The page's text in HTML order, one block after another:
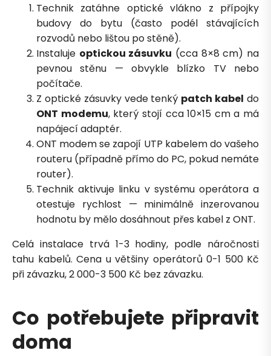
Technik zatáhne optické vlákno z přípojky
budovy do bytu (často podél stávajících
rozvodů nebo lištou po stěně).
Instaluje optickou zásuvku (cca 8×8 cm) na
pevnou stěnu — obvykle blízko TV nebo
počítače.
Z optické zásuvky vede tenký patch kabel do
ONT modemu, který stojí cca 10×15 cm a má
napájecí adaptér.
ONT modem se zapojí UTP kabelem do vašeho
routeru (případně přímo do PC, pokud nemáte
router).
Technik aktivuje linku v systému operátora a
otestuje rychlost — minimálně inzerovanou
hodnotu by mělo dosáhnout přes kabel z ONT.
Celá instalace trvá 1-3 hodiny, podle náročnosti
tahu kabelů. Cena u většiny operátorů 0-1 500 Kč
při závazku, 2 000-3 500 Kč bez závazku.
Co potřebujete připravit
doma
PN
Petra je online
Zavolá do 2 minut · Po–Pá 8–18